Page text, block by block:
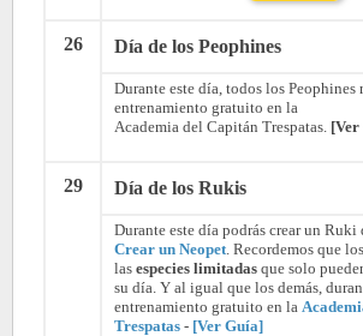
26 Día de los Peophines
Durante este día, todos los Peophines
entrenamiento gratuito en la
Academia del Capitán Trespatas.
29 Día de los Rukis
Durante este día podrás crear un Ruki
Crear un Neopet . Recordemos que
las especies limitadas que solo
su día. Y al igual que los demás,
entrenamiento gratuito en la
Trespatas - [Ver Guía]